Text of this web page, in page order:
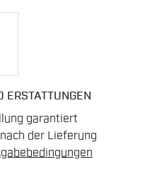
ERSTATTUNGEN
garantiert
der Lieferung